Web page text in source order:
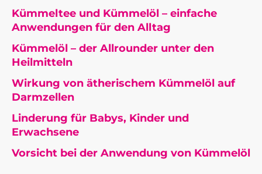
Kümmeltee und Kümmelöl – einfache
Anwendungen für den Alltag
Kümmelöl – der Allrounder unter den
Heilmitteln
Wirkung von ätherischem Kümmelöl auf
Darmzellen
Linderung für Babys, Kinder und
Erwachsene
Vorsicht bei der Anwendung von Kümmelöl